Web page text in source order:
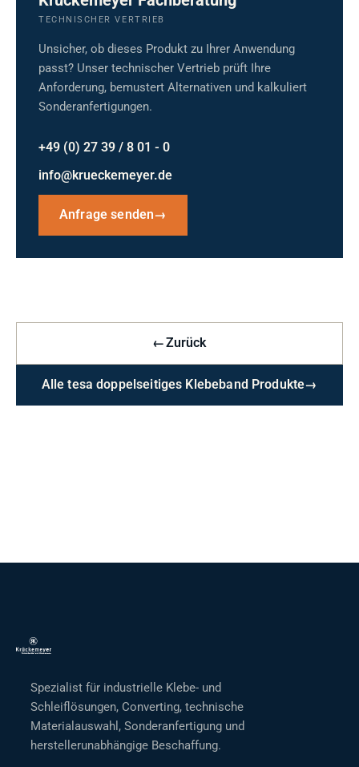
TECHNISCHER VERTRIEB
Unsicher, ob dieses Produkt zu Ihrer Anwendung
passt? Unser technischer Vertrieb prüft Ihre
Anforderung, bemustert Alternativen und kalkuliert
Sonderanfertigungen.
+49 (0) 27 39 / 8 01 - 0
info@krueckemeyer.de
Anfrage senden→
←Zurück
Alle tesa doppelseitiges Klebeband Produkte→
Spezialist für industrielle Klebe- und
Schleiflösungen, Converting, technische
Materialauswahl, Sonderanfertigung und
herstellerunabhängige Beschaffung.